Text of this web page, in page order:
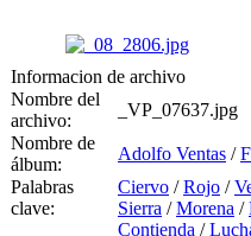
Informacion de archivo
Nombre del
archivo:
_VP_07637.jpg
Nombre de
álbum:
Adolfo Ventas /
Palabras
clave:
Ciervo /Rojo /
Sierra /Morena /
Contienda /